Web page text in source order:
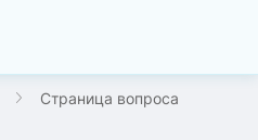
Страница вопроса